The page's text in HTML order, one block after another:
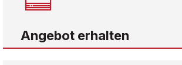
Angebot erhalten